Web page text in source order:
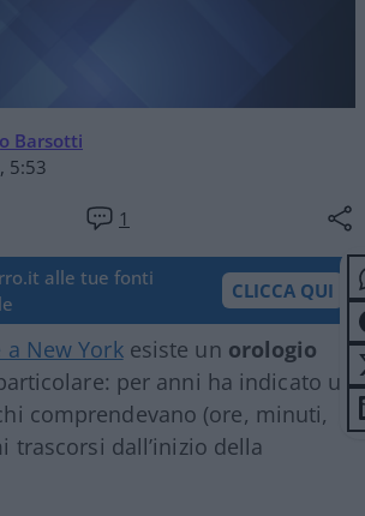
Barsotti
5:53
1
alle tue fonti
CLICCA QUI
New Yorkesiste un orologio
per anni ha indicato un
comprendevano (ore, minuti,
trascorsi dall’inizio della